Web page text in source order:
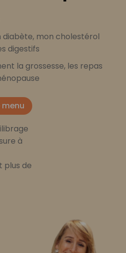
mon cholestérol
digestifs
la grossesse, les repas
à
plus de